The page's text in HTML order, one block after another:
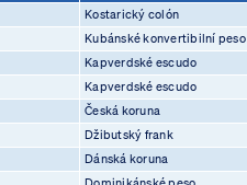
Kostarický colón
Kubánské konvertibilní peso
Kapverdské escudo
Kapverdské escudo
Česká koruna
Džibutský frank
Dánská koruna